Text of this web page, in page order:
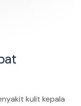
kulit kepala